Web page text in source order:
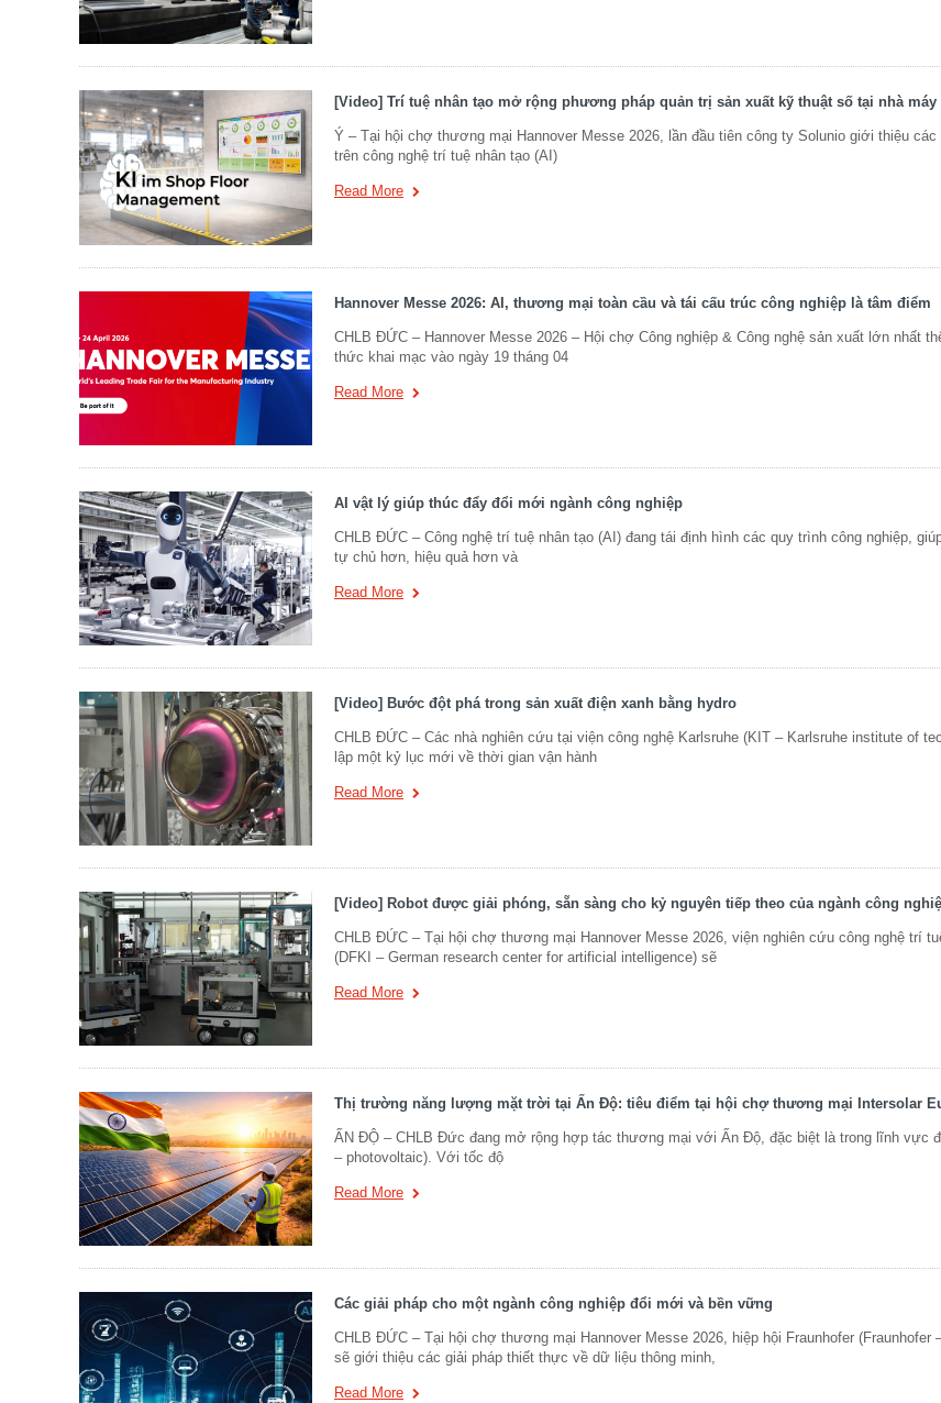
[Video] Trí tuệ nhân tạo mở rộng phương pháp quản trị sản xuất kỹ thuật số tại nhà máy
Ý – Tại hội chợ thương mại Hannover Messe 2026, lần đầu tiên công ty Solunio giới thiệu
trên công nghệ trí tuệ nhân tạo (AI)
Read More
Hannover Messe 2026: AI, thương mại toàn cầu và tái cấu trúc công nghiệp là tâm điểm
CHLB ĐỨC – Hannover Messe 2026 – Hội chợ Công nghiệp & Công nghệ sản xuất lớn nhất
thức khai mạc vào ngày 19 tháng 04
Read More
AI vật lý giúp thúc đẩy đổi mới ngành công nghiệp
CHLB ĐỨC – Công nghệ trí tuệ nhân tạo (AI) đang tái định hình các quy trình công nghiệp,
tự chủ hơn, hiệu quả hơn và
Read More
[Video] Bước đột phá trong sản xuất điện xanh bằng hydro
CHLB ĐỨC – Các nhà nghiên cứu tại viện công nghệ Karlsruhe (KIT – Karlsruhe institute of
lập một kỷ lục mới về thời gian vận hành
Read More
[Video] Robot được giải phóng, sẵn sàng cho kỷ nguyên tiếp theo của ngành công
CHLB ĐỨC – Tại hội chợ thương mại Hannover Messe 2026, viện nghiên cứu công nghệ trí
(DFKI – German research center for artificial intelligence) sẽ
Read More
Thị trường năng lượng mặt trời tại Ấn Độ: tiêu điểm tại hội chợ thương mại Intersolar
ẤN ĐỘ – CHLB Đức đang mở rộng hợp tác thương mại với Ấn Độ, đặc biệt là trong lĩnh vực
– photovoltaic). Với tốc độ
Read More
Các giải pháp cho một ngành công nghiệp đổi mới và bền vững
CHLB ĐỨC – Tại hội chợ thương mại Hannover Messe 2026, hiệp hội Fraunhofer (Fraunhofer
sẽ giới thiệu các giải pháp thiết thực về dữ liệu thông minh,
Read More